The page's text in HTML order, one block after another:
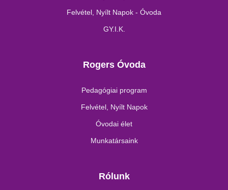
Felvétel, Nyílt Napok - Óvoda
GY.I.K.
Rogers Óvoda
Pedagógiai program
Felvétel, Nyílt Napok
Óvodai élet
Munkatársaink
Rólunk